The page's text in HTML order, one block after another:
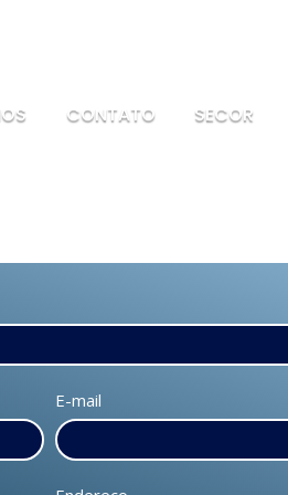
CONTATO SECOR
E-mail